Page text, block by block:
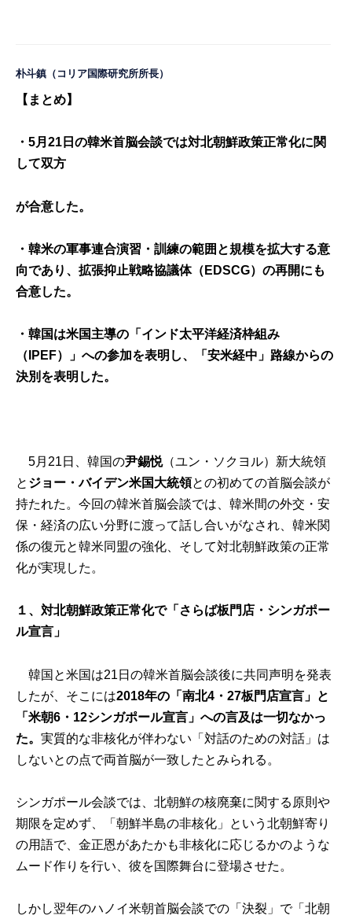
朴斗鎮 （コリア国際研究所所長）
【まとめ】
・5月21日の韓米首脳会談では対北朝鮮政策正常化に関
して双方
が合意した。
・韓米の軍事連合演習・訓練の範囲と規模を拡大する意
向であり、拡張抑止戦略協議体（EDSCG）の再開にも
合意した。
・韓国は米国主導の「インド太平洋経済枠組み
（IPEF）」への参加を表明し、「安米経中」路線からの
決別を表明した。
5月21日、韓国の尹錫悦（ユン・ソクヨル）新大統領
と ジョー・バイデン米国大統領との初めての首脳会談が
持たれた。今回の韓米首脳会談では、韓米間の外交・安
保・経済の広い分野に渡って話し合いがなされ、韓米関
係の復元と韓米同盟の強化、そして対北朝鮮政策の正常
化が実現した。
１、対北朝鮮政策正常化で「さらば板門店・シンガポー
ル宣言」
韓国と米国は21日の韓米首脳会談後に共同声明を発表
したが、そこには2018年の「南北4・27板門店宣言」と
「米朝6・12シンガポール宣言」への言及は一切なかっ
た。実質的な非核化が伴わない「対話のための対話」は
しないとの点で両首脳が一致したとみられる。
シンガポール会談では、北朝鮮の核廃棄に関する原則や
期限を定めず、「朝鮮半島の非核化」という北朝鮮寄り
の用語で、金正恩があたかも非核化に応じるかのような
ムード作りを行い、彼を国際舞台に登場させた。
しかし翌年のハノイ米朝首脳会談での「決裂」で「北朝